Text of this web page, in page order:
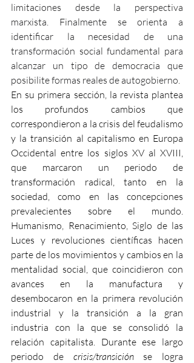
limitaciones desde la perspectiva
marxista. Finalmente se orienta a
identificar la necesidad de una
transformación social fundamental para
alcanzar un tipo de democracia que
posibilite formas reales de autogobierno.
En su primera sección, la revista plantea
los profundos cambios que
correspondieron a la crisis del feudalismo
y la transición al capitalismo en Europa
Occidental entre los siglos XV al XVIII,
que marcaron un periodo de
transformación radical, tanto en la
sociedad, como en las concepciones
prevalecientes sobre el mundo.
Humanismo, Renacimiento, Siglo de las
Luces y revoluciones científicas hacen
parte de los movimientos y cambios en la
mentalidad social, que coincidieron con
avances en la manufactura y
desembocaron en la primera revolución
industrial y la transición a la gran
industria con la que se consolidó la
relación capitalista. Durante ese largo
periodo de crisis/transición se logra